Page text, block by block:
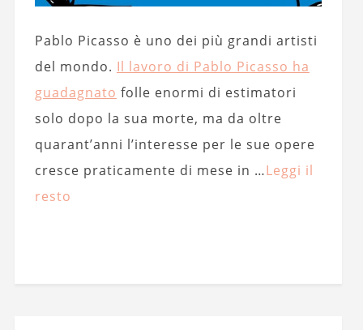
Pablo Picasso è uno dei più grandi artisti
del mondo. Il lavoro di Pablo Picasso ha
guadagnato folle enormi di estimatori
solo dopo la sua morte, ma da oltre
quarant’anni l’interesse per le sue opere
cresce praticamente di mese in …Leggi il
resto